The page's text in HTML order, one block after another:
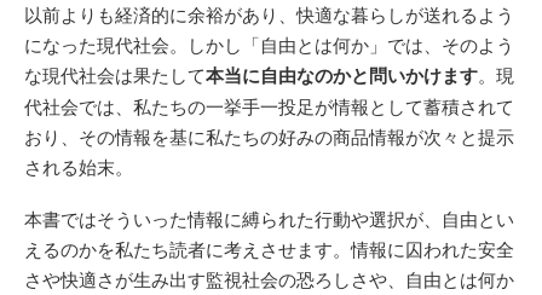
以前よりも経済的に余裕があり、快適な暮らしが送れるよう
になった現代社会。しかし「自由とは何か」では、そのよう
な現代社会は果たして本当に自由なのかと問いかけます。現
代社会では、私たちの一挙手一投足が情報として蓄積されて
おり、その情報を基に私たちの好みの商品情報が次々と提示
される始末。
本書ではそういった情報に縛られた行動や選択が、自由とい
えるのかを私たち読者に考えさせます。情報に囚われた安全
さや快適さが生み出す監視社会の恐ろしさや、自由とは何か